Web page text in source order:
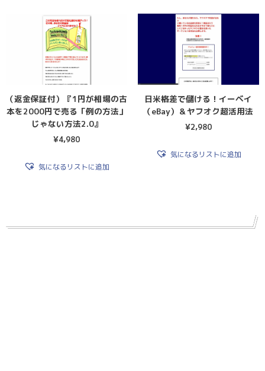
（返金保証付）『1円が相場の古
本を2000円で売る「例の方法」
じゃない方法2.0』
¥4,980
気になるリストに追加
日米格差で儲ける！イーベイ
（eBay）＆ヤフオク超活用法
¥2,980
気になるリストに追加